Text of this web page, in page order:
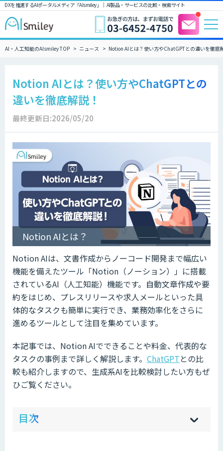
DXを推進するAIポータルメディア「AIsmiley」｜ AI製品・サービスの比較・検索サイト
AI・人工知能のAIsmiley TOP ニュース Notion AIとは？使い方やChatGPTとの違いを徹底
Notion AIとは？使い方やChatGPTとの
違いを徹底解説！
最終更新日:2026/05/20
Notion AIとは？
Notion AIは、文書作成からノーコード開発まで幅広い
機能を備えたツール「Notion（ノーション）」に搭載
されているAI（人工知能）機能です。自動文章作成や要
約をはじめ、プレスリリースや求人メールといった具
体的なタスクも簡単に実行でき、業務効率化をさらに
進めるツールとして注目を集めています。
本記事では、Notion AIでできることや料金、代表的な
タスクの事例まで詳しく解説します。 ChatGPTとの比
較も紹介しますので、生成系AIを比較検討したい方もぜ
ひご覧ください。
目次 hi
]
sh
]